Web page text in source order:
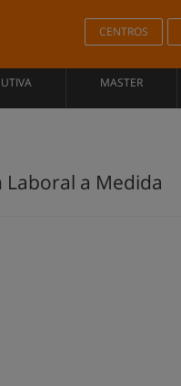
CENTROS
MASTER
Laboral a Medida